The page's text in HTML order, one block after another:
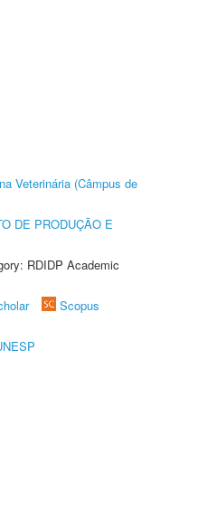
Veterinária (Câmpus de
DE PRODUÇÃO E
RDIDP Academic
Scopus